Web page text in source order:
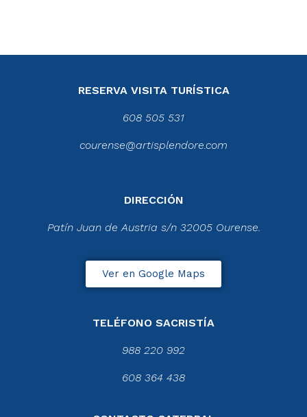
RESERVA VISITA TURÍSTICA
608 505 531
courense@artisplendore.com
DIRECCIÓN
Patín Juan de Austria s/n 32005 Ourense.
Ver en Google Maps
TELÉFONO SACRISTÍA
988 220 992
608 364 438